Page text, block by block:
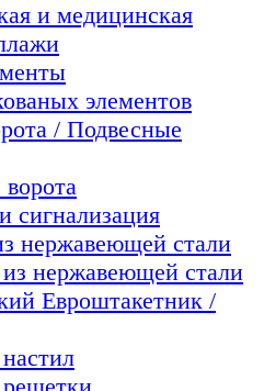
и медицинская
элементов
/ Подвесные
сигнализация
нержавеющей стали
нержавеющей стали
Евроштакетник /